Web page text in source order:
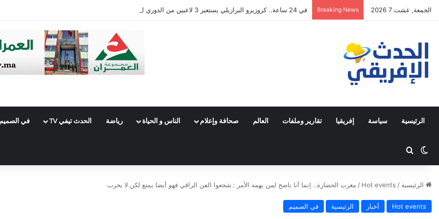
الجمعة, غشت 7 2026 Breaking News في 24 ساعة.. كروزيرو البرازيلي يستعير 3 لاعبين من الدوري السعودي في صفقة غير مسبوقة
الرئيسية سياسة إفريقيا تقارير وملفات العالم صحافة وإعلام الناس و الحياة رياضة الحدث تيفي TV في الصميم
Switch skin
ابحث عن
الرئيسية /
Hot events
/ مغرب الحضارة.. إنما أنا ناصح لمن يهمه الأمر : شجعوا الفن الراقي فهو أيضا يمتع لكن لا يخرب
Hot events أخبار الرئيسية في الصميم